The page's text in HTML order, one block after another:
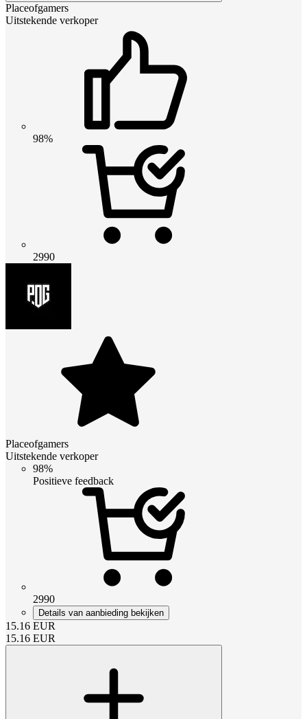
Placeofgamers
Uitstekende verkoper
98%
2990
Placeofgamers
Uitstekende verkoper
98%
Positieve feedback
2990
Details van aanbieding bekijken
15.16 EUR
15.16 EUR